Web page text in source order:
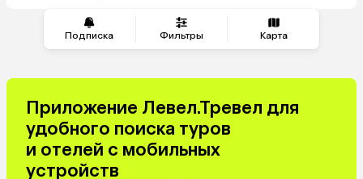
Подписка Фильтры Карта
Приложение Левел.Тревел для
удобного поиска туров
и отелей с мобильных
устройств